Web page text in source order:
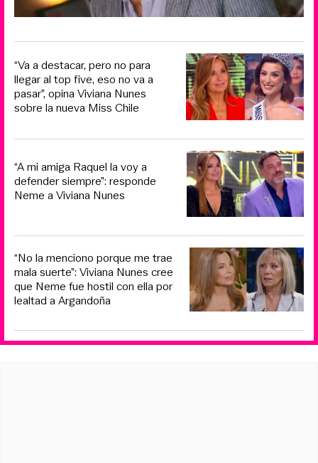
“Va a destacar, pero no para
llegar al top five, eso no va a
pasar”, opina Viviana Nunes
sobre la nueva Miss Chile
“A mi amiga Raquel la voy a
defender siempre”: responde
Neme a Viviana Nunes
“No la menciono porque me trae
mala suerte”: Viviana Nunes cree
que Neme fue hostil con ella por
lealtad a Argandoña